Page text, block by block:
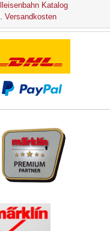
Katalog
Versandkosten